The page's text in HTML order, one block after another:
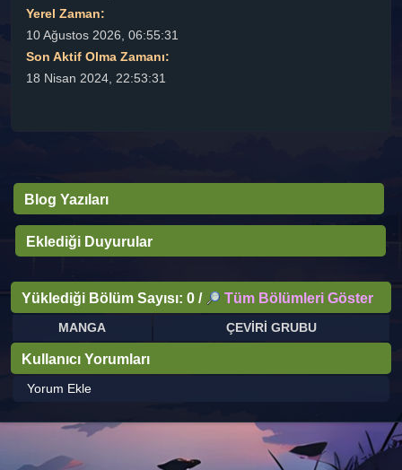
Yerel Zaman:
10 Ağustos 2026, 06:55:31
Son Aktif Olma Zamanı:
18 Nisan 2024, 22:53:31
Blog Yazıları
Eklediği Duyurular
Yüklediği Bölüm Sayısı: 0 / Tüm Bölümleri Göster
MANGA ÇEVİRİ GRUBU
Kullanıcı Yorumları
Yorum Ekle